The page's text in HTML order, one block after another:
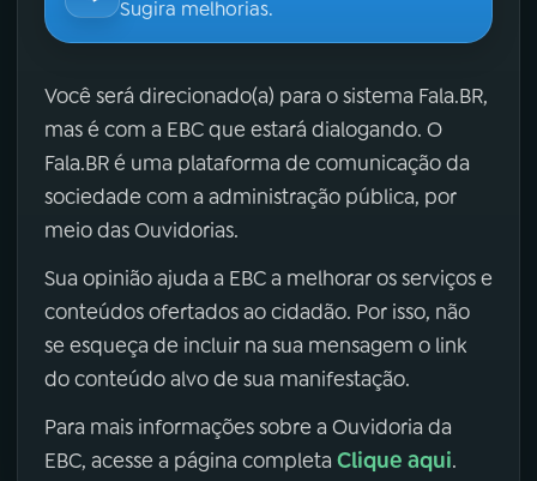
Sugira melhorias.
Você será direcionado(a) para o sistema Fala.BR,
mas é com a EBC que estará dialogando. O
Fala.BR é uma plataforma de comunicação da
sociedade com a administração pública, por
meio das Ouvidorias.
Sua opinião ajuda a EBC a melhorar os serviços e
conteúdos ofertados ao cidadão. Por isso, não
se esqueça de incluir na sua mensagem o link
do conteúdo alvo de sua manifestação.
Para mais informações sobre a Ouvidoria da
EBC, acesse a página completa Clique aqui.